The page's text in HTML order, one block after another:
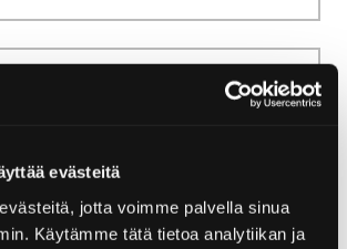
evästeitä
jotta voimme palvella sinua
Käytämme tätä tietoa analytiikan ja
ja